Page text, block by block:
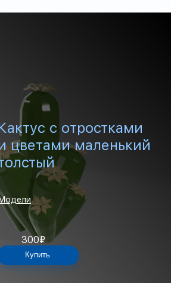
с отростками
цветами маленький
300₽
Купить